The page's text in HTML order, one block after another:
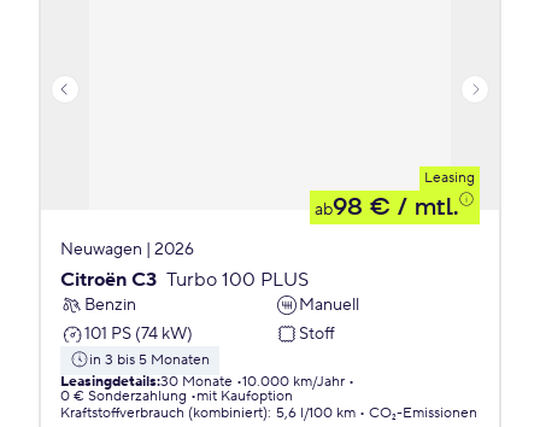
Leasing
ab98 € / mtl.
Neuwagen | 2026
Citroën C3 Turbo 100 PLUS
Benzin
Manuell
101 PS (74 kW)
Stoff
in 3 bis 5 Monaten
Leasingdetails:30 Monate 10.000 km/Jahr
0 € Sonderzahlung
mit Kaufoption
Kraftstoffverbrauch (kombiniert): 5,6 l/100 km
CO₂-Emissionen